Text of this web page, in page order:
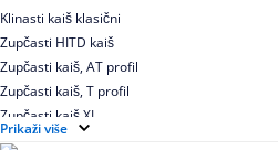
Klinasti kaiš klasični
Zupčasti HITD kaiš
Zupčasti kaiš, AT profil
Zupčasti kaiš, T profil
Zupčasti kaiš XL
Zupčasti STD kaiš
Prikaži više